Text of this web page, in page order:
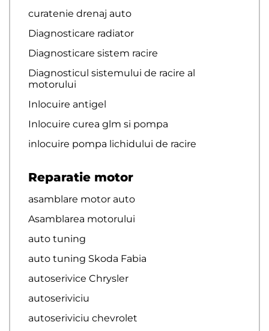
curatenie drenaj auto
Diagnosticare radiator
Diagnosticare sistem racire
Diagnosticul sistemului de racire al
motorului
Inlocuire antigel
Inlocuire curea glm si pompa
inlocuire pompa lichidului de racire
Reparatie motor
asamblare motor auto
Asamblarea motorului
auto tuning
auto tuning Skoda Fabia
autoserivice Chrysler
autoseriviciu
autoseriviciu chevrolet